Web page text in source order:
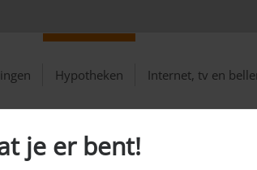
Hypotheken Internet, tv en
je er bent!